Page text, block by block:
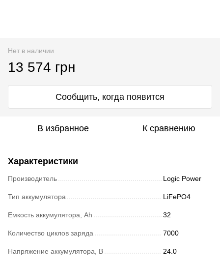
Нет в наличии
13 574 грн
Сообщить, когда появится
В избранное К сравнению
Характеристики
Производитель Logic Power
Тип аккумулятора LiFePO4
Емкость аккумулятора, Ah 32
Количество циклов заряда 7000
Напряжение аккумулятора, В 24.0